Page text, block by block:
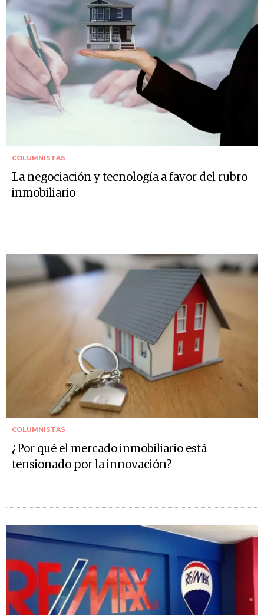
COLUMNISTAS
La negociación y tecnología a favor del rubro
inmobiliario
COLUMNISTAS
¿Por qué el mercado inmobiliario está
tensionado por la innovación?